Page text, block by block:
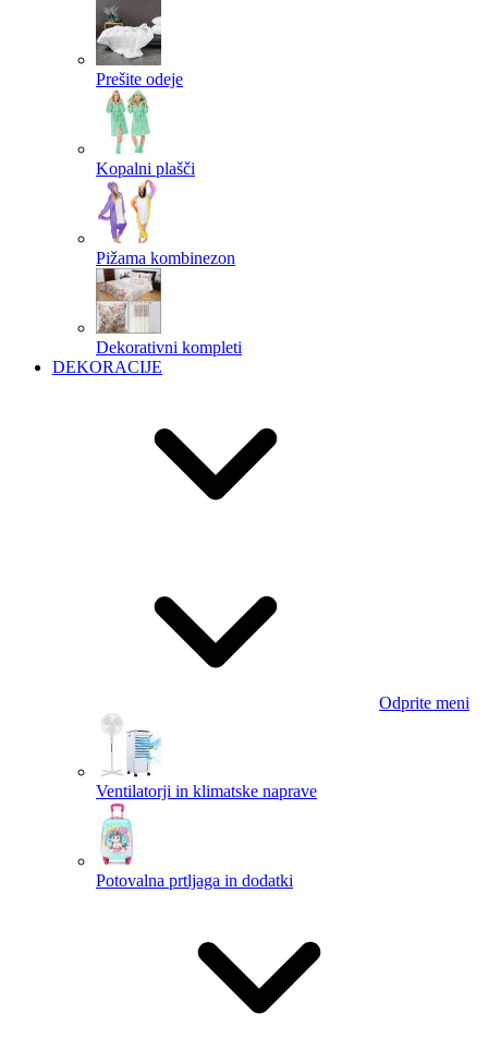
Prešite odeje
Kopalni plašči
Pižama kombinezon
Dekorativni kompleti
DEKORACIJE
Odprite meni
Ventilatorji in klimatske naprave
Potovalna prtljaga in dodatki